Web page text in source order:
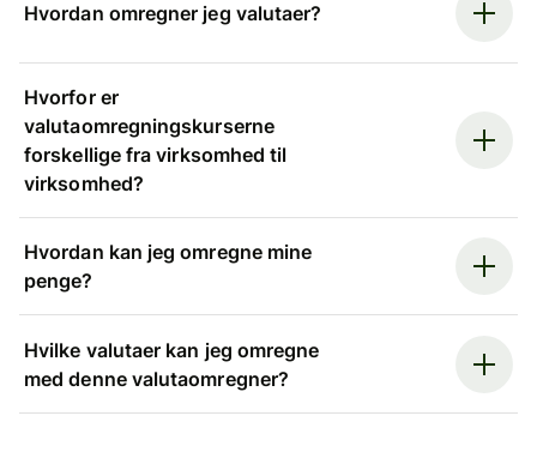
Hvordan omregner jeg valutaer?
Hvorfor er
valutaomregningskurserne
forskellige fra virksomhed til
virksomhed?
Hvordan kan jeg omregne mine
penge?
Hvilke valutaer kan jeg omregne
med denne valutaomregner?